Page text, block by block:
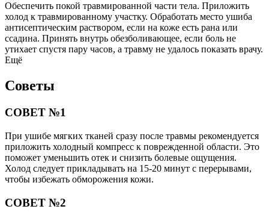
Обеспечить покой травмированной части тела. Приложить
холод к травмированному участку. Обработать место ушиба
антисептическим раствором, если на коже есть рана или
ссадина. Принять внутрь обезболивающее, если боль не
утихает спустя пару часов, а травму не удалось показать врачу.
Ещё
Советы
СОВЕТ №1
При ушибе мягких тканей сразу после травмы рекомендуется
приложить холодный компресс к поврежденной области. Это
поможет уменьшить отек и снизить болевые ощущения.
Холод следует прикладывать на 15-20 минут с перерывами,
чтобы избежать обморожения кожи.
СОВЕТ №2